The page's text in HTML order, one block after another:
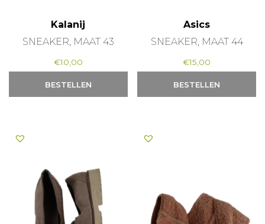
Kalanij
SNEAKER, MAAT 43
€10,00
BESTELLEN
Asics
SNEAKER, MAAT 44
€15,00
BESTELLEN